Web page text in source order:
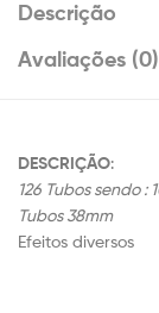
Descrição
Avaliações (0)
DESCRIÇÃO:
126 Tubos sendo :
Tubos 38mm
Efeitos diversos